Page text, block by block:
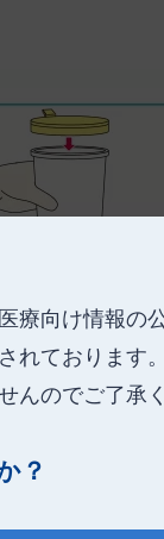
医療向け情報の
れております。
んのでご了承く
？